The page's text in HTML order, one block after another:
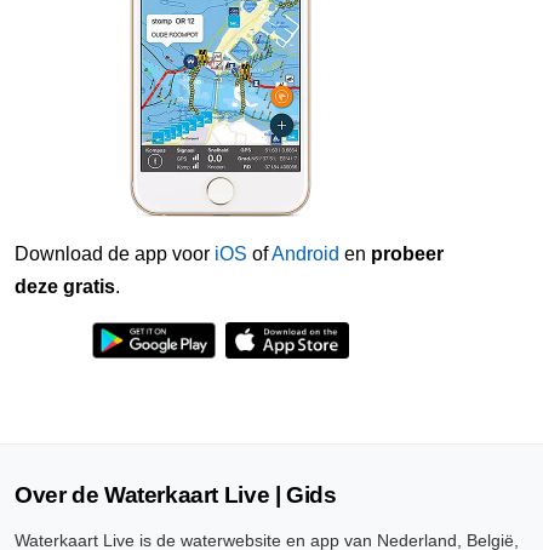
Download de app voor iOS ofAndroid en probeer
deze gratis.
Over de Waterkaart Live | Gids
Waterkaart Live is de waterwebsite en app van Nederland, België,